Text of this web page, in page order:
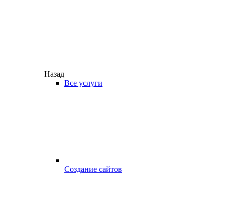
Назад
Все услуги
Создание сайтов